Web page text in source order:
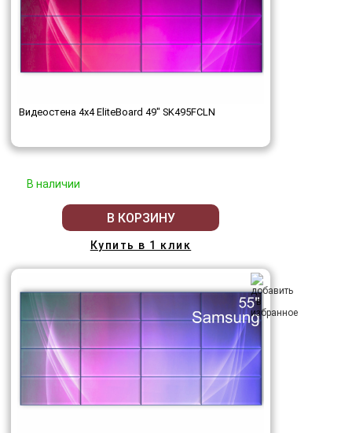
Видеостена 4x4 EliteBoard 49" SK495FCLN
В наличии
В КОРЗИНУ
Купить в 1 клик